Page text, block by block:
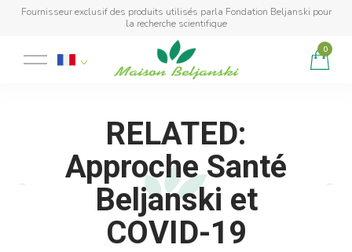
Fournisseur exclusif des produits utilisés parla Fondation Beljanski pour
la recherche scientifique
0
Produit ajouté au panier
RELATED:
Approche Santé
Beljanski et
COVID-19